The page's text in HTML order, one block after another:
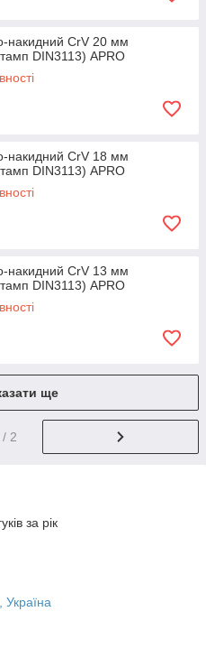
накидний CrV 20 мм
DIN3113) APRO
накидний CrV 18 мм
DIN3113) APRO
накидний CrV 13 мм
DIN3113) APRO
ще
/ 2
за рік
Україна